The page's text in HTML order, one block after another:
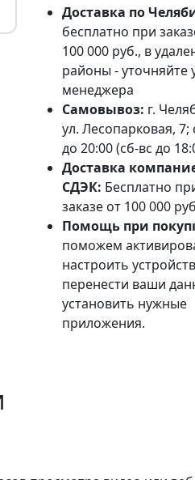
Доставка по
бесплатно при
100 000 руб., в
районы - уточняйте
менеджера
Самовывоз: г.
ул. Лесопарковая, 7;
до 20:00 (сб-вс до
Доставка
СДЭК: Бесплатно
заказе от 100 000
Помощь при
поможем
настроить
перенести ваши
установить нужные
приложения.